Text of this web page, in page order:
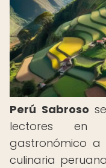
Perú Sabroso
lectores en
gastronómico
culinaria